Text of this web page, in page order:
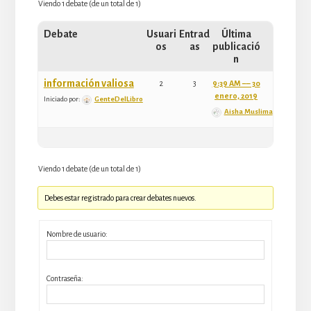
Viendo 1 debate (de un total de 1)
Debate
Usuari
os
Entrad
as
Última
publicació
n
información valiosa
Iniciado por: GenteDelLibro
2 3
9:39 AM –– 30
enero, 2019
Aisha Muslima
Viendo 1 debate (de un total de 1)
Debes estar registrado para crear debates nuevos.
Nombre de usuario:
Contraseña: